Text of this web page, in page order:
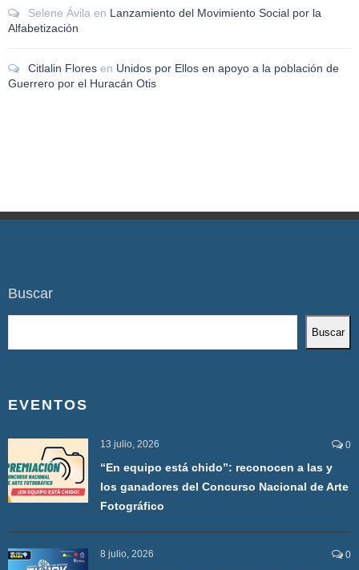
Selene Ávila en Lanzamiento del Movimiento Social por la
Alfabetización
Citlalin Flores en Unidos por Ellos en apoyo a la población de
Guerrero por el Huracán Otis
Buscar
Buscar
EVENTOS
13 julio, 2026 0
“En equipo está chido”: reconocen a las y
los ganadores del Concurso Nacional de Arte
Fotográfico
8 julio, 2026 0